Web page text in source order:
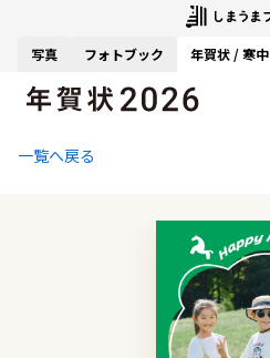
写真 フォトブック 年賀状 / 寒中
一覧へ戻る